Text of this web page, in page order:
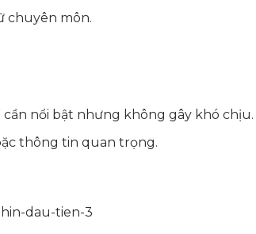
chuyên môn.
nổi bật nhưng không gây khó chịu.
thông tin quan trọng.